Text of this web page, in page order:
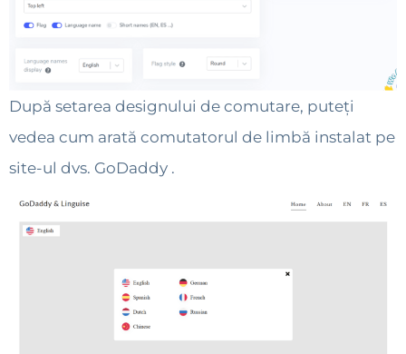
După setarea designului de comutare, puteți
vedea cum arată comutatorul de limbă instalat pe
site-ul dvs. GoDaddy .